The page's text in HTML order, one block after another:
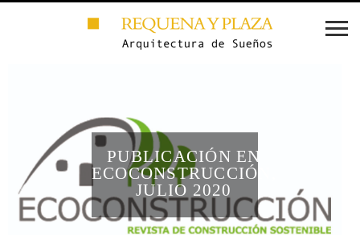
PUBLICACIÓN EN
ECOCONSTRUCCIÓN,
JULIO 2020